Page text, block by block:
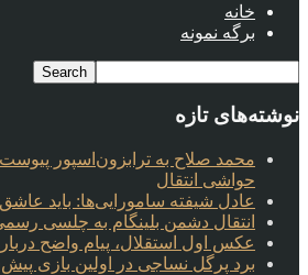
خانه
برگه نمونه
نوشته‌های تازه
محمد صلاح به ترابزون‌اسپور
حواشی انتقال
عادل شیفته سامورایی‌ها: باید
انتقال دشمن بلینگام به چلسی
عکس اول استقلال، پیام واضح
برد پرگل نساجی در اولین بازی